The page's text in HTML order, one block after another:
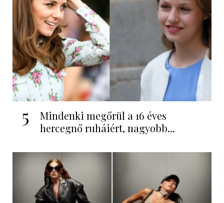
5
Mindenki megőrül a 16 éves
hercegnő ruháiért, nagyobb...